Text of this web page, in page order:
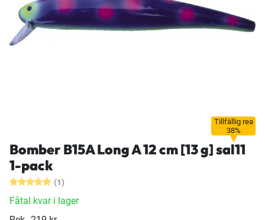
Tillfällig rea
38%
Bomber B15A Long A 12 cm [13 g] sal11
1-pack
(1)
Fåtal kvar i lager